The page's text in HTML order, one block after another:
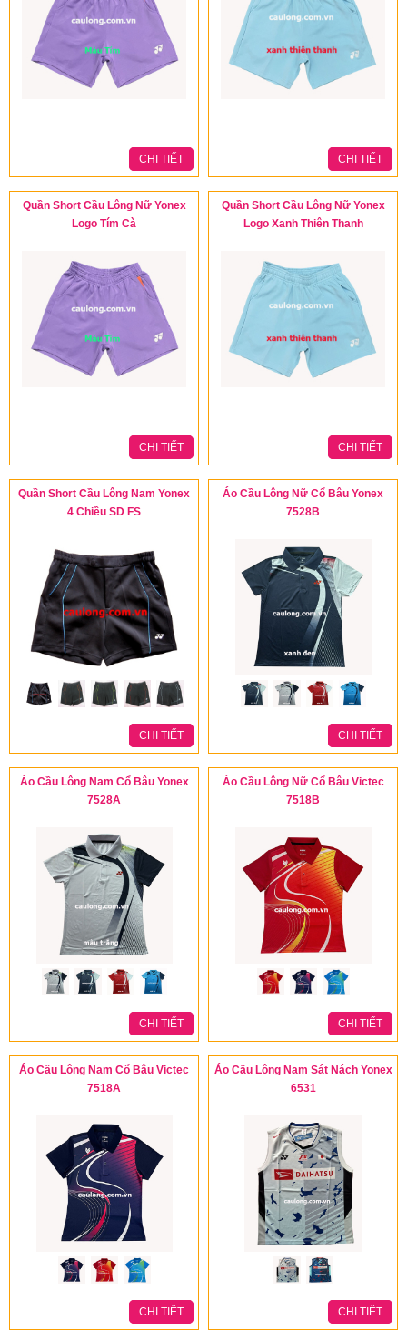
CHI TIẾT CHI TIẾT
Quần Short Cầu Lông Nữ Yonex
Logo Tím Cà
CHI TIẾT
Quần Short Cầu Lông Nữ Yonex
Logo Xanh Thiên Thanh
CHI TIẾT
Quần Short Cầu Lông Nam Yonex
4 Chiều SD FS
CHI TIẾT
Áo Cầu Lông Nữ Cổ Bâu Yonex
7528B
CHI TIẾT
Áo Cầu Lông Nam Cổ Bâu Yonex
7528A
CHI TIẾT
Áo Cầu Lông Nữ Cổ Bâu Victec
7518B
CHI TIẾT
Áo Cầu Lông Nam Cổ Bâu Victec
7518A
CHI TIẾT
Áo Cầu Lông Nam Sát Nách Yonex
6531
CHI TIẾT